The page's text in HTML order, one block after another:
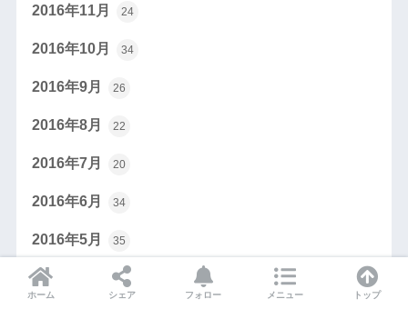
2016年11月 24
2016年10月 34
2016年9月 26
2016年8月 22
2016年7月 20
2016年6月 34
2016年5月 35
2016年4月 40
ホーム シェア フォロー メニュー トップ